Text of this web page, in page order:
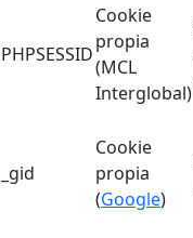
PHPSESSID
Cookie
propia
(MCL
Interglobal)
_gid
Cookie
propia
(Google)